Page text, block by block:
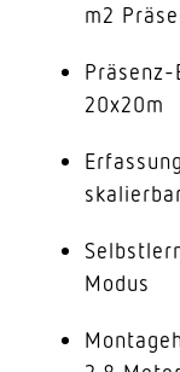
m2
20x20m
Modus